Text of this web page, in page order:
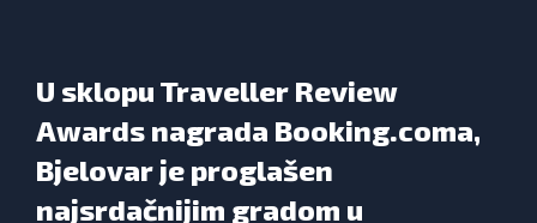
U sklopu Traveller Review
Awards nagrada Booking.coma,
Bjelovar je proglašen
najsrdačnijim gradom u